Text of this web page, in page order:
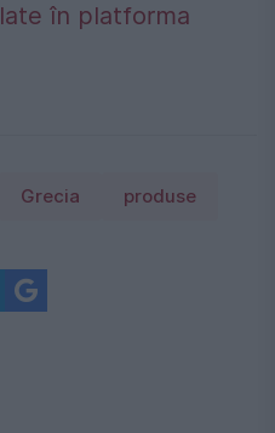
în platforma
Grecia produse